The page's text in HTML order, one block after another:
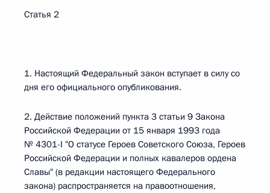
Статья 2
1. Настоящий Федеральный закон вступает в силу со
дня его официального опубликования.
2. Действие положений пункта 3 статьи 9 Закона
Российской Федерации от 15 января 1993 года
№ 4301-I "О статусе Героев Советского Союза, Героев
Российской Федерации и полных кавалеров ордена
Славы" (в редакции настоящего Федерального
закона) распространяется на правоотношения,